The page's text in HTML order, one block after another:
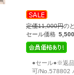
定価11,000円の
セール価格
●セール●※返
可/No.578802